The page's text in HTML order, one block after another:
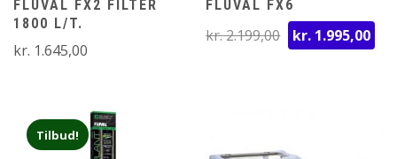
FLUVAL FX2 FILTER
1800 L/T.
kr. 1.645,00
FLUVAL FX6
kr.2.199,00 Den
oprindelige
kr. 1.995,00
Tilbud!